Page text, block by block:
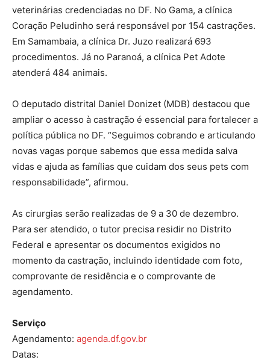
veterinárias credenciadas no DF. No Gama, a clínica
Coração Peludinho será responsável por 154 castrações.
Em Samambaia, a clínica Dr. Juzo realizará 693
procedimentos. Já no Paranoá, a clínica Pet Adote
atenderá 484 animais.
O deputado distrital Daniel Donizet (MDB) destacou que
ampliar o acesso à castração é essencial para fortalecer a
política pública no DF. “Seguimos cobrando e articulando
novas vagas porque sabemos que essa medida salva
vidas e ajuda as famílias que cuidam dos seus pets com
responsabilidade”, afirmou.
As cirurgias serão realizadas de 9 a 30 de dezembro.
Para ser atendido, o tutor precisa residir no Distrito
Federal e apresentar os documentos exigidos no
momento da castração, incluindo identidade com foto,
comprovante de residência e o comprovante de
agendamento.
Serviço
Agendamento: agenda.df.gov.br
Datas: